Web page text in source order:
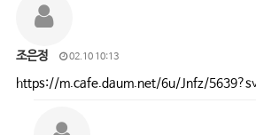
조은정 02.10 10:13
https://m.cafe.daum.net/6u/Jnfz/